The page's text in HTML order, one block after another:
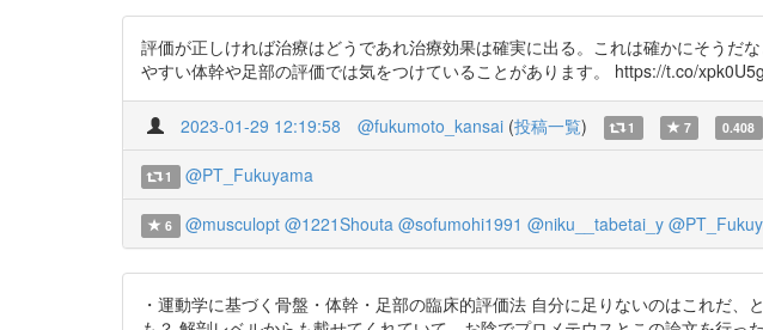
評価が正しければ治療はどうであれ治療効果は確実に出る。これは確かにそうだ
やすい体幹や足部の評価では気をつけていることがあります。 https://t.co/
2023-01-29 12:19:58 @fukumoto_kansai (投稿一覧) 1 7 0.408
1 @PT_Fukuyama
6 @musculopt @1221Shouta @sofumohi1991 @niku__tabetai_y
・運動学に基づく骨盤・体幹・足部の臨床的評価法 自分に足りないのはこれだ